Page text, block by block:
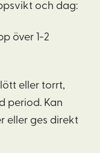
och dag:
över 1-2
eller torrt,
period. Kan
eller ges direkt